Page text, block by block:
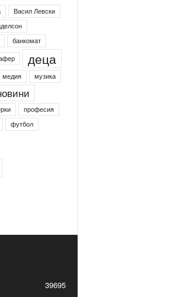
Васил Левски
банкомат
деца
медия
музика
професия
футбол
39695